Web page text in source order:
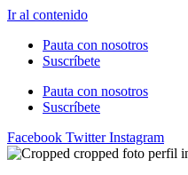
Ir al contenido
Pauta con nosotros
Suscríbete
Pauta con nosotros
Suscríbete
Facebook Twitter Instagram